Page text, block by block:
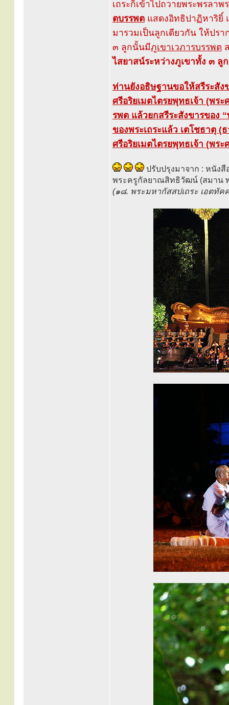
เถระก็เข้าไปถวายพระพรลา
ตบรรพต แสดงอิทธิปาฏิหาริยิ์
มารวมเป็นลูกเดียวกัน ให้ปร
๓ ลูกนั้นมีภูเขาเวภารบรรพต
ไสยาสน์ระหว่างภูเขาทั้ง ๓
ท่านยังอธิษฐานขอให้สรีระสั
ศรีอริยเมตไตรยพุทธเจ้า (พร
รพต แล้วยกสรีระสังขารของ
ของพระเถระแล้ว เตโชธาตุ (
ศรีอริยเมตไตรยพุทธเจ้า (พระ
ปรับปรุงมาจาก : หนัง
พระครูกัลยาณสิทธิวัฒน์ (สมาน
(๑๘. พระมหากัสสปเถระ เอตทัค